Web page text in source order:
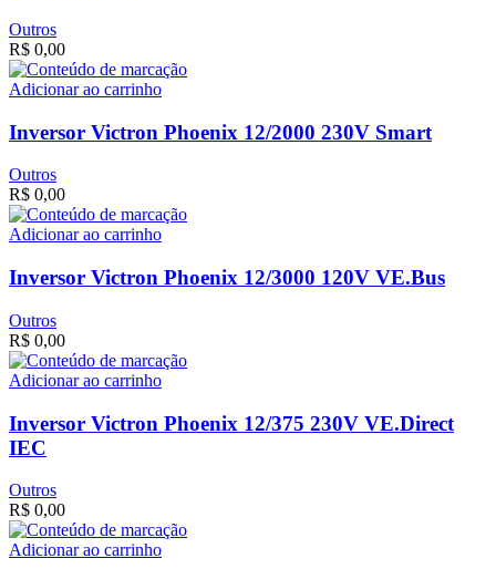
Outros
R$ 0,00
Adicionar ao carrinho
Inversor Victron Phoenix 12/2000 230V Smart
Outros
R$ 0,00
Adicionar ao carrinho
Inversor Victron Phoenix 12/3000 120V VE.Bus
Outros
R$ 0,00
Adicionar ao carrinho
Inversor Victron Phoenix 12/375 230V VE.Direct
IEC
Outros
R$ 0,00
Adicionar ao carrinho